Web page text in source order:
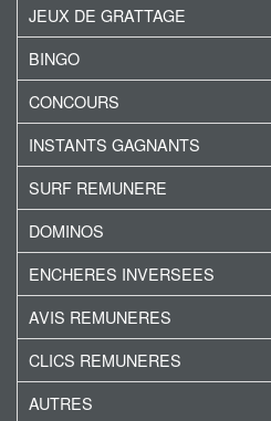
JEUX DE GRATTAGE
BINGO
CONCOURS
INSTANTS GAGNANTS
SURF REMUNERE
DOMINOS
ENCHERES INVERSEES
AVIS REMUNERES
CLICS REMUNERES
AUTRES